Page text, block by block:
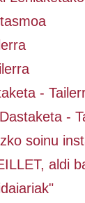
-
-
soinu
aldi